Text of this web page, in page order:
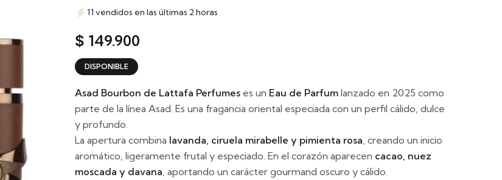
11 vendidos en las últimas 2 horas
$ 149.900
DISPONIBLE
Asad Bourbon de Lattafa Perfumes es un Eau de Parfum lanzado en 2025 como
parte de la línea Asad. Es una fragancia oriental especiada con un perfil cálido, dulce
y profundo.
La apertura combina lavanda, ciruela mirabelle y pimienta rosa, creando un inicio
aromático, ligeramente frutal y especiado. En el corazón aparecen cacao, nuez
moscada y davana, aportando un carácter gourmand oscuro y cálido.